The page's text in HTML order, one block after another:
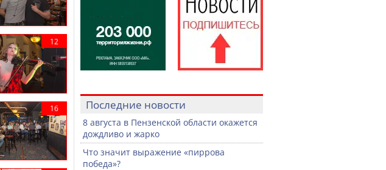
Последние новости
8 августа в Пензенской области окажется
дождливо и жарко
Что значит выражение «пиррова
победа»?